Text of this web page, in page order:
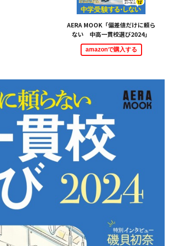
AERA MOOK「偏差値だけに頼ら
ない 中高一貫校選び2024」
amazonで購入する